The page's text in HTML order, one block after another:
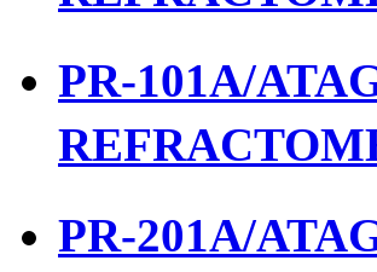
PR-101A/
PR-201A/